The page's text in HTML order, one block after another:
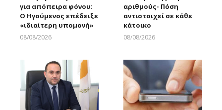
για απόπειρα φόνου:
Ο Ηγούμενος επέδειξε
«ιδιαίτερη υπομονή»
08/08/2026
αριθμούς- Πόση
αντιστοιχεί σε κάθε
κάτοικο
08/08/2026